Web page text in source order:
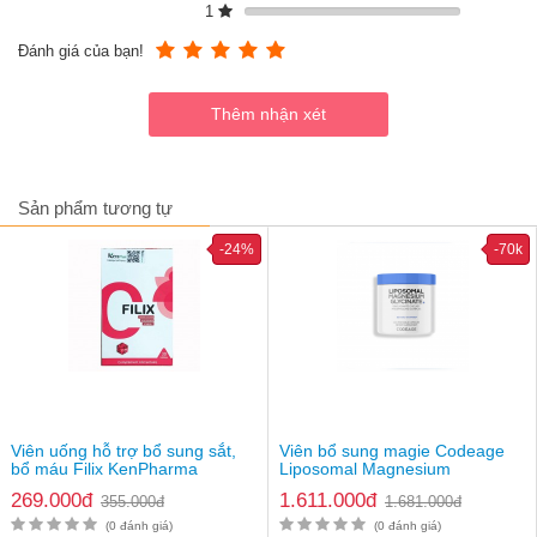
Dùng trực tiếp hoặc thêm vào các món ngũ cốc, sữa chua,
1
Đánh giá của bạn!
Sản phẩm tương tự
Viên uống hỗ trợ bổ sung sắt,
bổ máu Filix KenPharma
269.000đ 355.000đ
-24%
(0 đánh giá)
Viên bổ sung magie Codeage
Liposomal Magnesium
1.611.000đ 1.681.000đ
-70k
(0 đánh giá)